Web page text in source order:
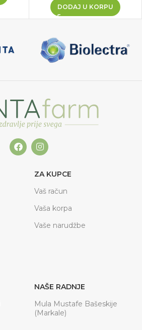
DODAJ U KORPU
ZA KUPCE
Vaš račun
Vaša korpa
Vaše narudžbe
NAŠE RADNJE
Mula Mustafe Bašeskije
(Markale)